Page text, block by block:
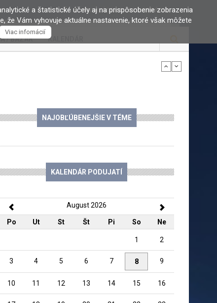
PRIHLÁSENIE / REGISTRÁCIA
/ BAZÁR KALENDÁR
na korze
magických fotografií Sabinova
centrum
...
pohotovostnej služby pre ...
parku v ...
NAJOBĽÚBENEJŠIE V TÉME
KALENDÁR PODUJATÍ
August 2026
Po Ut St Št Pi So Ne
1 2
3 4 5 6 7 8 9
10 11 12 13 14 15 16
a štatistické účely aj na prispôsobenie zobrazenia
že Vám vyhovuje aktuálne nastavenie, ktoré však môžete
Viac infomácií